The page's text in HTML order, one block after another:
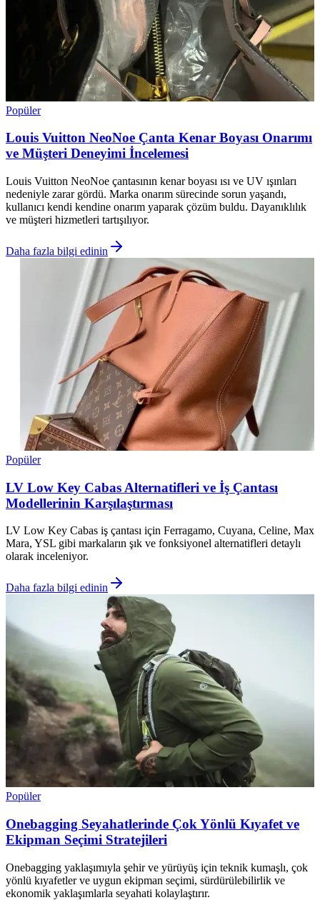
Popüler
Louis Vuitton NeoNoe Çanta Kenar Boyası Onarımı
ve Müşteri Deneyimi İncelemesi
Louis Vuitton NeoNoe çantasının kenar boyası ısı ve UV ışınları
nedeniyle zarar gördü. Marka onarım sürecinde sorun yaşandı,
kullanıcı kendi kendine onarım yaparak çözüm buldu. Dayanıklılık
ve müşteri hizmetleri tartışılıyor.
Daha fazla bilgi edinin
Popüler
LV Low Key Cabas Alternatifleri ve İş Çantası
Modellerinin Karşılaştırması
LV Low Key Cabas iş çantası için Ferragamo, Cuyana, Celine, Max
Mara, YSL gibi markaların şık ve fonksiyonel alternatifleri detaylı
olarak inceleniyor.
Daha fazla bilgi edinin
Popüler
Onebagging Seyahatlerinde Çok Yönlü Kıyafet ve
Ekipman Seçimi Stratejileri
Onebagging yaklaşımıyla şehir ve yürüyüş için teknik kumaşlı, çok
yönlü kıyafetler ve uygun ekipman seçimi, sürdürülebilirlik ve
ekonomik yaklaşımlarla seyahati kolaylaştırır.